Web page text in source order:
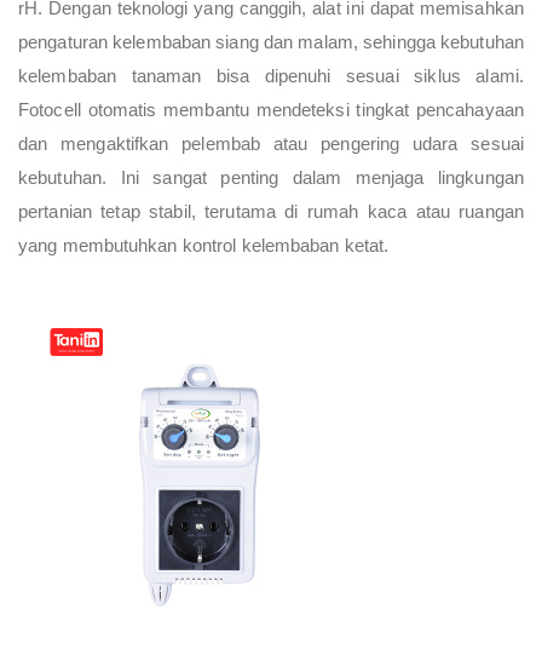
rH. Dengan teknologi yang canggih, alat ini dapat memisahkan
pengaturan kelembaban siang dan malam, sehingga kebutuhan
kelembaban tanaman bisa dipenuhi sesuai siklus alami.
Fotocell otomatis membantu mendeteksi tingkat pencahayaan
dan mengaktifkan pelembab atau pengering udara sesuai
kebutuhan. Ini sangat penting dalam menjaga lingkungan
pertanian tetap stabil, terutama di rumah kaca atau ruangan
yang membutuhkan kontrol kelembaban ketat.